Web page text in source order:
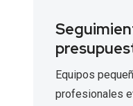
Equipos
profesionales